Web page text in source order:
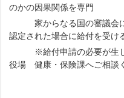
のかの因果関係を専門
家からなる国の審議会に
認定された場合に給付を受け
※給付申請の必要が生じ
役場 健康・保険課へご相談